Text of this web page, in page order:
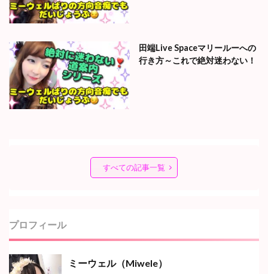
田端Live Spaceマリールーへの
行き方～これで絶対迷わない！
すべての記事一覧
プロフィール
ミーウェル（Miwele）